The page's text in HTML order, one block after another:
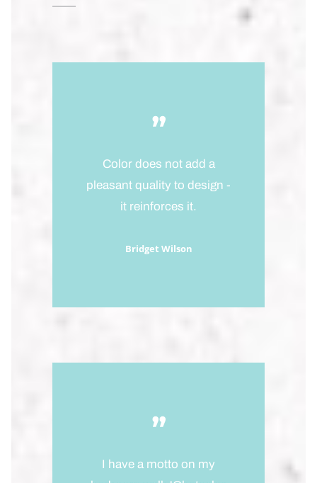
,,
Color does not add a
pleasant quality to design -
it reinforces it.
Bridget Wilson
,,
I have a motto on my